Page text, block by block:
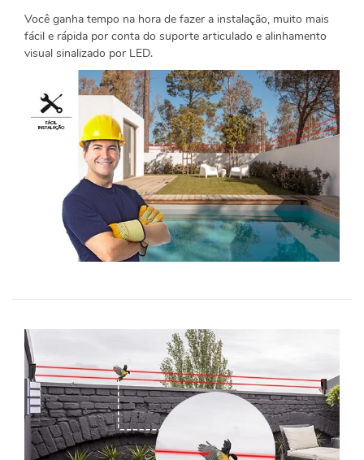
Você ganha tempo na hora de fazer a instalação, muito mais
fácil e rápida por conta do suporte articulado e alinhamento
visual sinalizado por LED.